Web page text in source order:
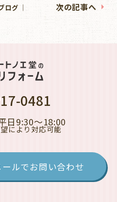
次の記事へ
ログ │
0481
日9:30～18:00
により対応可能
ールでお問い合わせ